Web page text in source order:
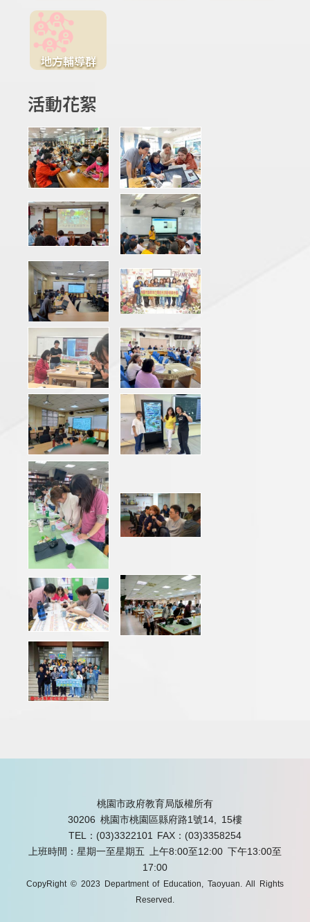
地方輔導群
活動花絮
桃園市政府教育局版權所有
30206 桃園市桃園區縣府路1號14, 15樓
TEL：(03)3322101
FAX：(03)3358254
上班時間：星期一至星期五 上午8:00至12:00 下午13:00至
17:00
CopyRight © 2023 Department of Education, Taoyuan. All Rights
Reserved.